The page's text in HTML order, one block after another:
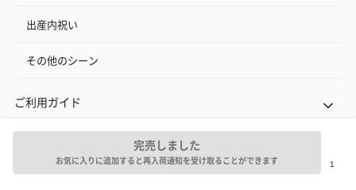
完売しました
お気に入りに追加すると再入荷通知を受け取ることができます
出産内祝い
その他のシーン
ご利用ガイド